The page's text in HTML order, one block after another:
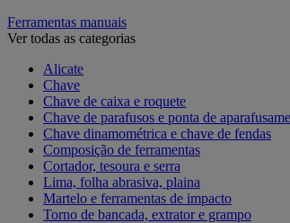
Ferramentas manuais
Ver todas as categorias
Alicate
Chave
Chave de caixa e roquete
Chave de parafusos e ponta de
Chave dinamométrica e chave de fendas
Composição de ferramentas
Cortador, tesoura e serra
Lima, folha abrasiva, plaina
Martelo e ferramentas de impacto
Torno de bancada, extrator e grampo